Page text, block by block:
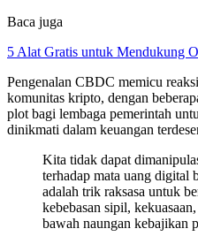
Baca juga
5 Alat Gratis untuk Mendukung
Pengenalan CBDC memicu
komunitas kripto, dengan
plot bagi lembaga pemerintah
dinikmati dalam keuangan
Kita tidak dapat
terhadap mata uang
adalah trik raksasa untuk
kebebasan sipil,
bawah naungan kebajikan